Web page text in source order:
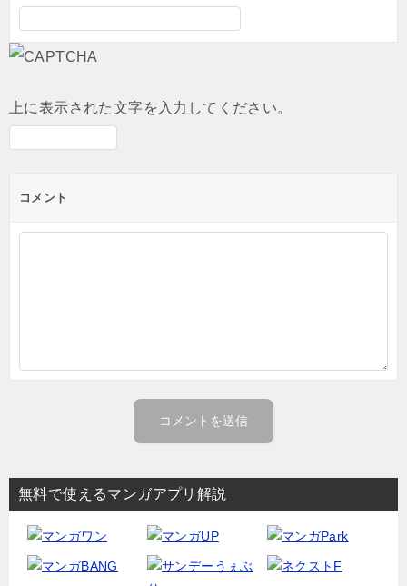
上に表示された文字を入力してください。
コメント
無料で使えるマンガアプリ解説